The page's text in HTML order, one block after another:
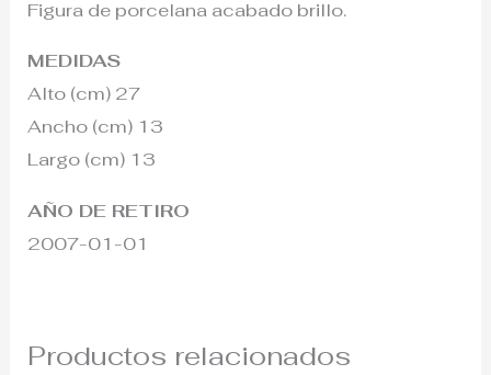
Figura de porcelana acabado brillo.
MEDIDAS
Alto (cm) 27
Ancho (cm) 13
Largo (cm) 13
AÑO DE RETIRO
2007-01-01
Productos relacionados